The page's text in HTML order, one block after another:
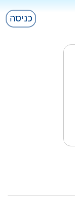
כניסה